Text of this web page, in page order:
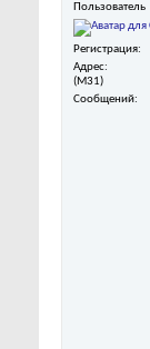
Пользователь
Регистрация
Адрес
(M31)
Сообщений